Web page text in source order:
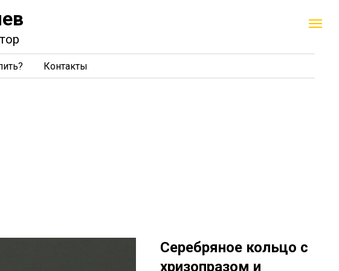
Контакты
Серебряное кольцо с
хризопразом и